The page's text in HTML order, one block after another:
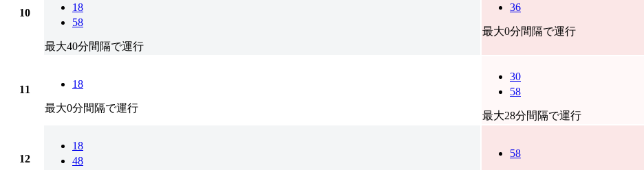
10
18
58
最大40分間隔で運行
36
最大0分間隔で運行
11 18
最大0分間隔で運行
30
58
最大28分間隔で運行
12
18
48
58